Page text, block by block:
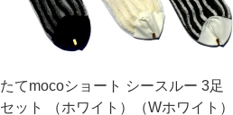
たてmocoショート シースルー 3足
セット （ホワイト）（Wホワイト）